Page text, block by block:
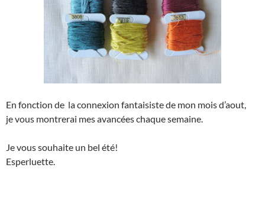
En fonction de la connexion fantaisiste de mon mois d’aout,
je vous montrerai mes avancées chaque semaine.
Je vous souhaite un bel été!
Esperluette.